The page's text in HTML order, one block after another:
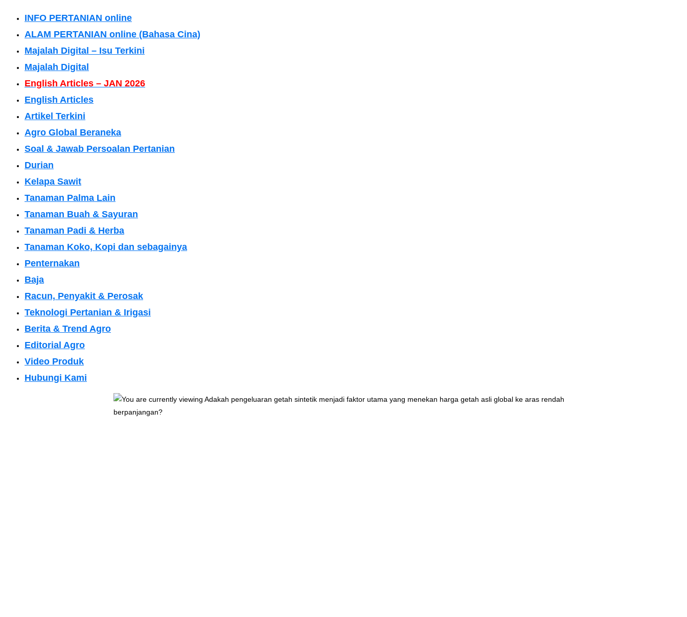
INFO PERTANIAN online
ALAM PERTANIAN online (Bahasa Cina)
Majalah Digital – Isu Terkini
Majalah Digital
English Articles – JAN 2026
English Articles
Artikel Terkini
Agro Global Beraneka
Soal & Jawab Persoalan Pertanian
Durian
Kelapa Sawit
Tanaman Palma Lain
Tanaman Buah & Sayuran
Tanaman Padi & Herba
Tanaman Koko, Kopi dan sebagainya
Penternakan
Baja
Racun, Penyakit & Perosak
Teknologi Pertanian & Irigasi
Berita & Trend Agro
Editorial Agro
Video Produk
Hubungi Kami